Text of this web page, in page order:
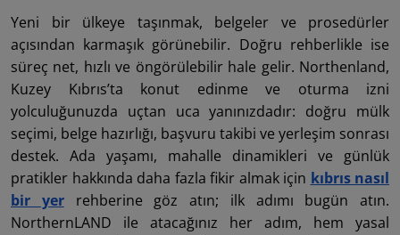
Yeni bir ülkeye taşınmak, belgeler ve prosedürler
açısından karmaşık görünebilir. Doğru rehberlikle ise
süreç net, hızlı ve öngörülebilir hale gelir. Northenland,
Kuzey Kıbrıs’ta konut edinme ve oturma izni
yolculuğunuzda uçtan uca yanınızdadır: doğru mülk
seçimi, belge hazırlığı, başvuru takibi ve yerleşim sonrası
destek. Ada yaşamı, mahalle dinamikleri ve günlük
pratikler hakkında daha fazla fikir almak için kıbrıs nasıl
bir yerrehberine göz atın; ilk adımı bugün atın.
NorthernLAND ile atacağınız her adım, hem yasal